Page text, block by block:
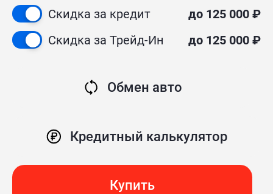
Скидка за кредит
до 125 000 ₽
Скидка за Трейд-Ин
до 125 000 ₽
Обмен авто
Кредитный калькулятор
Купить